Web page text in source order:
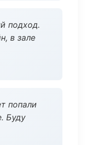
подход.
в зале
попали
Буду